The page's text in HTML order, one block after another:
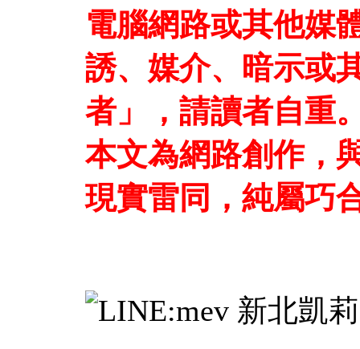
電腦網路或其他媒
誘、媒介、暗示或
者」，請讀者自重
本文為網路創作，
現實雷同，純屬巧